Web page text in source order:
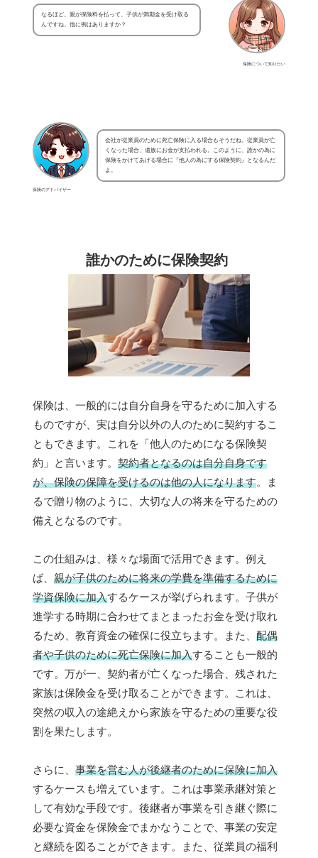
保険について知りたい
なるほど。親が保険料を払って、子供が満期金を受け取る
んですね。他に例はありますか？
保険のアドバイザー
会社が従業員のために死亡保険に入る場合もそうだね。従業員が亡
くなった場合、遺族にお金が支払われる。このように、誰かの為に
保険をかけてあげる場合に『他人の為にする保険契約』となるんだ
よ。
誰かのために保険契約
保険は、一般的には自分自身を守るために加入する
ものですが、実は自分以外の人のために契約するこ
ともできます。これを「他人のためになる保険契
約」と言います。 契約者となるのは自分自身です
が、保険の保障を受けるのは他の人になります。ま
るで贈り物のように、大切な人の将来を守るための
備えとなるのです。
この仕組みは、様々な場面で活用できます。例え
ば、 親が子供のために将来の学費を準備するために
学資保険に加入するケースが挙げられます。子供が
進学する時期に合わせてまとまったお金を受け取れ
るため、教育資金の確保に役立ちます。また、 配偶
者や子供のために死亡保険に加入することも一般的
です。万が一、契約者が亡くなった場合、残された
家族は保険金を受け取ることができます。これは、
突然の収入の途絶えから家族を守るための重要な役
割を果たします。
さらに、 事業を営む人が後継者のために保険に加入
するケースも増えています。これは事業承継対策と
して有効な手段です。後継者が事業を引き継ぐ際に
必要な資金を保険金でまかなうことで、事業の安定
と継続を図ることができます。また、従業員の福利